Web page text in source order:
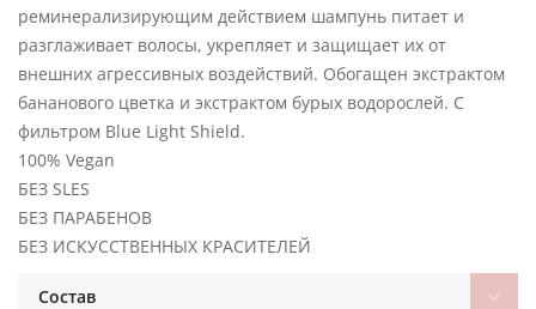
реминерализирующим действием шампунь питает и
разглаживает волосы, укрепляет и защищает их от
внешних агрессивных воздействий. Обогащен экстрактом
бананового цветка и экстрактом бурых водорослей. С
фильтром Blue Light Shield.
100% Vegan
БЕЗ SLES
БЕЗ ПАРАБЕНОВ
БЕЗ ИСКУССТВЕННЫХ КРАСИТЕЛЕЙ
Состав